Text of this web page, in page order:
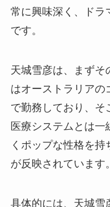
常に興味深く、ドラ
です。
天城雪彦は、まずそ
はオーストラリアの
で勤務しており、そ
医療システムとは一
くポップな性格を
が反映されています。
具体的には、天城雪